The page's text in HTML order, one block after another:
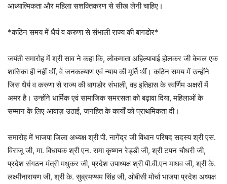
आध्यात्मिकता और महिला सशक्तिकरण से सीख लेनी चाहिए।
*कठिन समय में धैर्य व करुणा से संभाली राज्य की बागडोर*
जयंती समारोह में श्री साव ने कहा कि, लोकमाता अहिल्याबाई होलकर जी केवल एक
शासिका ही नहीं थीं, वे जनकल्याण एवं न्याय की मूर्ति थीं। कठिन समय में उन्होंने
जिस धैर्य व करुणा से राज्य की बागडोर संभाली, वह इतिहास के स्वर्णिम अक्षरों में
अमर है। उन्होंने धार्मिक एवं सामाजिक समरसता को बढ़ावा दिया, महिलाओं के
सम्मान के लिए आवाज़ उठाई, जनहित के कार्यों को प्राथमिकता दी।
समारोह में भाजपा जिला अध्यक्ष श्री पी. नागेंद्र जी विधान परिषद सदस्य श्री एस.
विराजू जी, मा. विधायक श्री एन. रामा कृष्णन रेड्डी जी, श्री टपन चौधरी जी,
प्रदेश संगठन मंत्री मधुकर जी, प्रदेश उपाध्यक्ष श्री पी.वी.एन माघव जी, श्री के.
लक्ष्मीनारायण जी, श्री के. सुब्रमण्यम सिंह जी, ओबीसी मोर्चा भाजपा प्रदेश अध्यक्ष